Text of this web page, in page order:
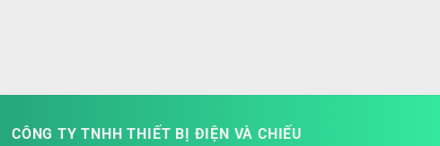
CÔNG TY TNHH THIẾT BỊ ĐIỆN VÀ CHIẾU